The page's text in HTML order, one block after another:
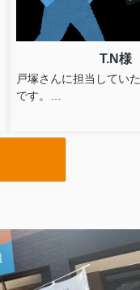
T.N様
戸塚さんに担当してい
です。
また終始親身にご対応
心より感謝しておりま
このたびは本当にあり
した。
また機会がございまし